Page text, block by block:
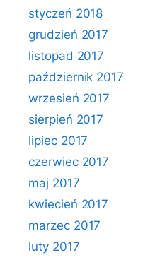
styczeń 2018
grudzień 2017
listopad 2017
październik 2017
wrzesień 2017
sierpień 2017
lipiec 2017
czerwiec 2017
maj 2017
kwiecień 2017
marzec 2017
luty 2017